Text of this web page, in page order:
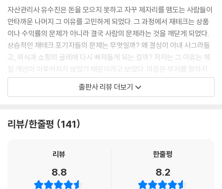
없다. 어느 정도 돈이 모였다 싶으면 귀신 들린 듯 쓸 데가 떠오른다. 써버
리지 않으면 누가 훔쳐갈
것만 같은 생각도 든다. 돈은 써야지 또 들어온다는 엄마 말씀이 맞는 것 같
다.
---「1부 ‘신이 나를 빚으실 때 끈기는 빼먹으셨나 보다」중에서
부자가 되기로 결심했다면, 어려운 것을 선택해야 한다. 쓰기보다 모으고,
놀기보다 공부하고, 충동에 따르기보다 계획을 따라야 한다. 남의 이야기
결과로 만들어진다. 누구나 하는 쉬운 선택을 하는 사람들에게는 다른 사
---「1부 ‘신이 나를 빚으실 때 끈기는 빼먹으셨나 보다」중에서
재테크는 대단한 이벤트가 아니다. 밥 먹고 잠자고 일어나고 화장실 가는
자산관리사 유수진은 돈을 모으지 못하고 자꾸 제자리를 맴도는 사람들이
안타까운 나머지 그 이유를 고민하게 되었다. 그 과정에서 재테크는 상품
이나 수익률의 문제가 아니라 결국 사람의 문제라는 것을 깨닫게 되었다.
상습적인 재테크 포기자들의 문제는 무엇일까? 왜 결심이 이내 사그라들
고, 외식과 쇼핑의 굴레에 다시 빠져들게 되는 걸까? 저자는 그 이유는 체
질 개선이 이루어지지 않았기 때문이라고 보았다. 마음은 부자를 향하지
만, 행동과 습관이 길들지 않은 것이다. 재테크는 다이어트와 마찬가지다.
결심만으로는 다이어트에 성공할 수 없다. 고통스러운 과정을 거쳐야 한
질화’되었기 때문이다. 저자는 부자가 되는 길도 똑같다고 말한다. 머리로
는 이렇게 하루하루 일상을 바꿔나가는 것이다. 몸이 기억할 수 있도록 습
결국엔 체질이 바뀐다.
출판사 리뷰 더보기
리뷰/한줄평 141
리뷰
8.8
한줄평
8.2